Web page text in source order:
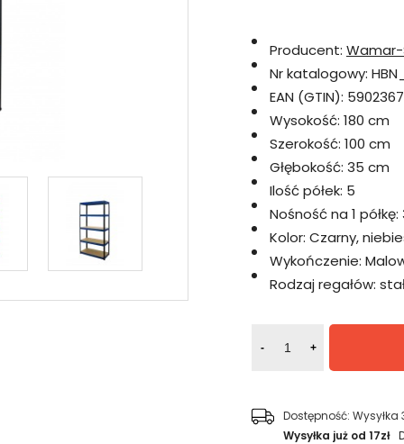
Producent:
Nr katalogowy:
EAN (GTIN):
Wysokość: 180 cm
Szerokość: 100 cm
Głębokość: 35 cm
Ilość półek: 5
Nośność na 1 półkę:
Kolor: Czarny,
Wykończenie:
Rodzaj regałów:
- +
Dostępność:
Wysyłka już od 17zł